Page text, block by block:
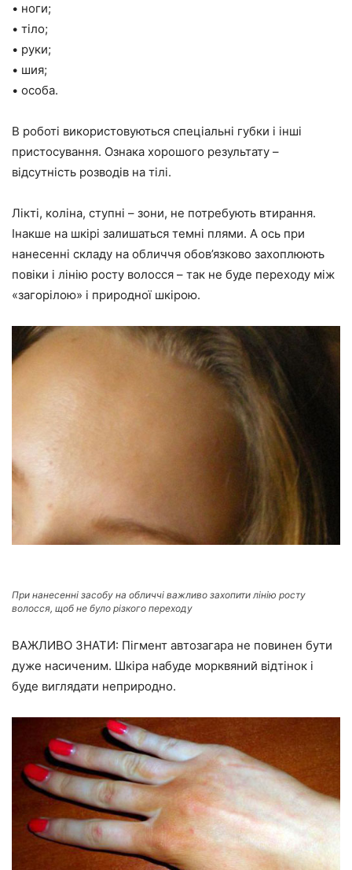
• ноги;
• тіло;
• руки;
• шия;
• особа.
В роботі використовуються спеціальні губки і інші
пристосування. Ознака хорошого результату –
відсутність розводів на тілі.
Лікті, коліна, ступні – зони, не потребують втирання.
Інакше на шкірі залишаться темні плями. А ось при
нанесенні складу на обличчя обов’язково захоплюють
повіки і лінію росту волосся – так не буде переходу між
«загорілою» і природної шкірою.
При нанесенні засобу на обличчі важливо захопити лінію росту
волосся, щоб не було різкого переходу
ВАЖЛИВО ЗНАТИ: Пігмент автозагара не повинен бути
дуже насиченим. Шкіра набуде морквяний відтінок і
буде виглядати неприродно.